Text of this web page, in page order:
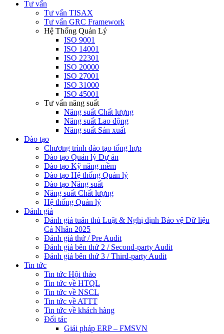
Tư vấn
Tư vấn TISAX
Tư vấn GRC Framework
Hệ Thống Quản Lý
ISO 9001
ISO 14001
ISO 22301
ISO 20000
ISO 27001
ISO 31000
ISO 45001
Tư vấn năng suất
Năng suất Chất lượng
Năng suất Lao động
Năng suất Sản xuất
Đào tạo
Chương trình đào tạo tổng hợp
Đào tạo Quản lý Dự án
Đào tạo Kỹ năng mềm
Đào tạo Hệ thống Quản lý
Đào tạo Năng suất
Năng suất Chất lượng
Hệ thống Quản lý
Đánh giá
Đánh giá tuân thủ Luật & Nghị định Bảo vệ Dữ liệu
Cá Nhân 2025
Đánh giá thử / Pre Audit
Đánh giá bên thứ 2 / Second-party Audit
Đánh giá bên thứ 3 / Third-party Audit
Tin tức
Tin tức Hội thảo
Tin tức về HTQL
Tin tức về NSCL
Tin tức về ATTT
Tin tức về khách hàng
Đối tác
Giải pháp ERP – FMSVN